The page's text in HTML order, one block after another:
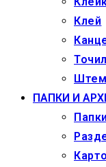
Клей
ПАПКИ И